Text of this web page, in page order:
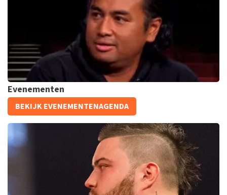
KOOP TICKETS
Daniel Arends
876+reviews
Evenementen
BEKIJK EVENEMENTENAGENDA